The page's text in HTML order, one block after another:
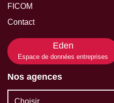
FICOM
Contact
Eden
Espace de données entreprises
Nos agences